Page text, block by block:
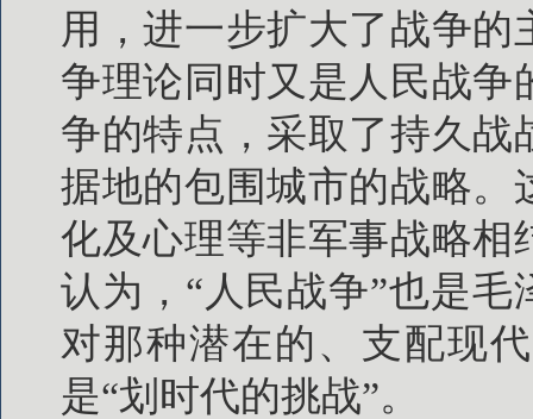
用，进一步扩大了战争
争理论同时又是人民战
争的特点，采取了持久
据地的包围城市的战略。
化及心理等非军事战略相
认为，“人民战争”也是
对那种潜在的、支配现
是“划时代的挑战”。